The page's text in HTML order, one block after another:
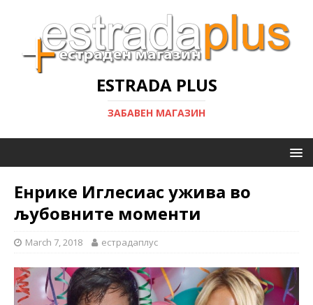
ESTRADA PLUS
ЗАБАВЕН МАГАЗИН
Енрике Иглесиас ужива во
љубовните моменти
March 7, 2018 естрадаплус